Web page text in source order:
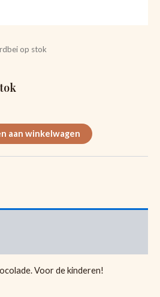
op stok
aan winkelwagen
Voor de kinderen!